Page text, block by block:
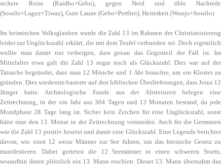
sichere Reise (Raidho+Gebo), gegen Neid und üble Nachrede
(Sowilo+Laguz+Tiwaz), Gute Laune (Gebo+Perthro), Heiterkeit (Wunjo+Sowilo)
Im heimischen Volksglauben wurde die Zahl 13 im Rahmen der Christianisierung
leider zur Unglückszahl erklärt, die mit dem Teufel verbunden sei. Doch eigentlich
wollte man damit nur verbergen, dass genau das Gegenteil der Fall ist. Im
Mittelalter etwa galt die Zahl 13 sogar noch als Glückszahl. Dies war auf der
Tatsache begründet, dass man 12 Mönche und 1 Abt brauchte, um ein Kloster zu
gründen. Dies wiederum basierte auf den biblischen Überlieferungen, dass Jesus 12
Jünger hatte. Archäologische Funde aus der Altsteinzeit belegen eine
Zeitrechnung, in der ein Jahr aus 364 Tagen und 13 Monaten bestand, da jede
Mondphase 28 Tage lang ist. Sicher kein Zeichen für eine Unglückszahl, sonst
hätte man den 13. Monat in der Zeitrechnung vermieden. Auch für die Germanen
war die Zahl 13 positiv besetzt und damit eine Glückszahl. Eine Legende berichtet
davon, wie einst 12 weise Männer zur See fuhren, um das friesische Gesetz zu
manifestieren. Dabei gerieten die 12 Seemänner in einen schweren Sturm,
woraufhin ihnen plötzlich ein 13. Mann erschien. Dieser 13. Mann übernahm das